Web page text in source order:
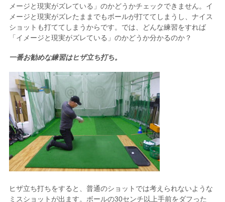
メージと現実がズレている」のかどうかチェックできません。イ
メージと現実がズレたままでもボールが打ててしまうし、ナイス
ショットも打ててしまうからです。では、どんな練習をすれば
「イメージと現実がズレている」のかどうか分かるのか？
一番お勧めな練習はヒザ立ち打ち。
ヒザ立ち打ちをすると、普通のショットでは考えられないような
ミスショットが出ます。ボールの30センチ以上手前をダフった